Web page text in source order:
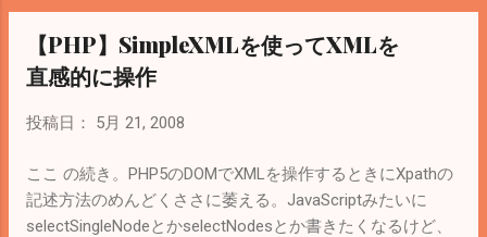
マニュアルは ここ 。 XMLReaderはPHP5.1.0以上であればデ
フォルトで組み込まれているので、インストールは不要。
大量のデータをXMLでやり取りする場合は必須となりそ
う。
【PHP】SimpleXMLを使ってXMLを
直感的に操作
投稿日： 5月 21, 2008
ここ の続き。PHP5のDOMでXMLを操作するときにXpathの
記述方法のめんどくささに萎える。JavaScriptみたいに
selectSingleNodeとかselectNodesとか書きたくなるけど、